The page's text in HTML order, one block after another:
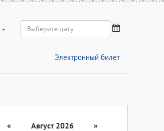
Электронный билет
« Август 2026
»